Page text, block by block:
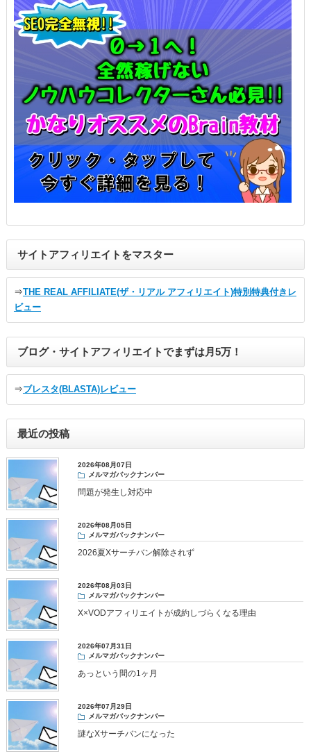
サイトアフィリエイトをマスター
⇒THE REAL AFFILIATE(ザ・リアル アフィリエイト)特別特典付きレ
ビュー
ブログ・サイトアフィリエイトでまずは月5万！
⇒ブレスタ(BLASTA)レビュー
最近の投稿
2026年08月07日
メルマガバックナンバー
問題が発生し対応中
2026年08月05日
メルマガバックナンバー
2026夏Xサーチバン解除されず
2026年08月03日
メルマガバックナンバー
X×VODアフィリエイトが成約しづらくなる理由
2026年07月31日
メルマガバックナンバー
あっという間の1ヶ月
2026年07月29日
メルマガバックナンバー
謎なXサーチバンになった